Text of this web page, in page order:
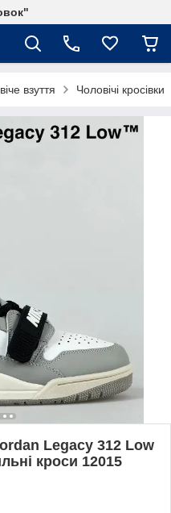
взуття Чоловічі кросівки
Legacy 312 Low
кроси 12015